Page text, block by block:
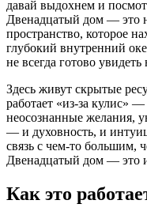
давай выдохнем и
Двенадцатый дом — это
пространство, которое
глубокий внутренний
не всегда готово
Здесь живут скрытые
работает «из-за кулис»
неосознанные желания,
— и духовность, и
связь с чем-то большим,
Двенадцатый дом — это
Как это